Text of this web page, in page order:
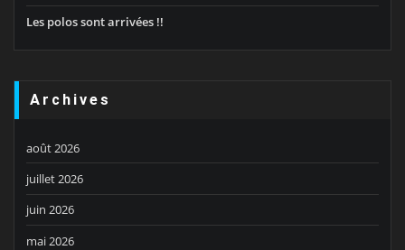
Les polos sont arrivées !!
Archives
août 2026
juillet 2026
juin 2026
mai 2026